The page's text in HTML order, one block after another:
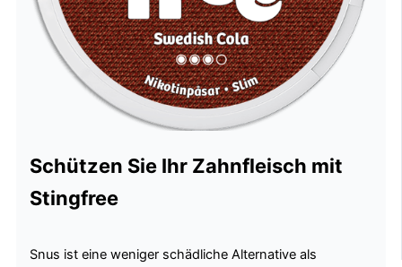
Schützen Sie Ihr Zahnfleisch mit
Stingfree
Snus ist eine weniger schädliche Alternative als